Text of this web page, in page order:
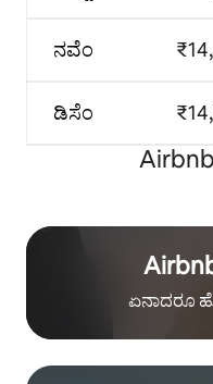
ನವೆಂ
ಡಿಸೆಂ
ಏನಾದರೂ